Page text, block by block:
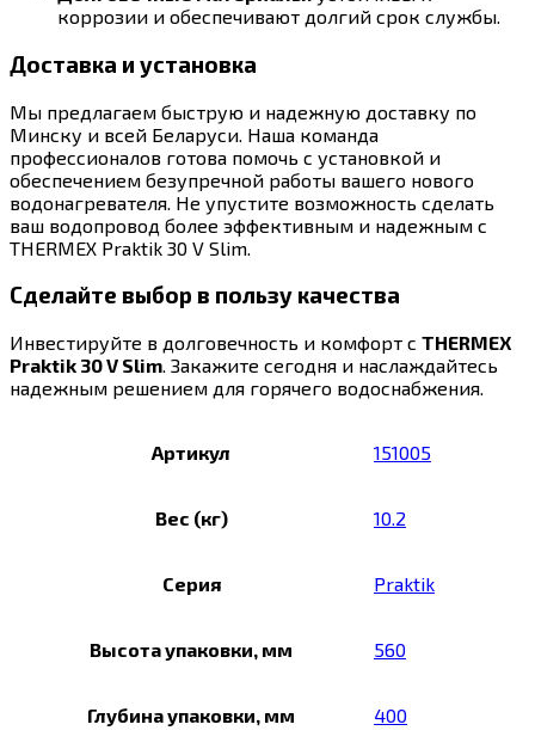
коррозии и обеспечивают долгий срок службы.
Доставка и установка
Мы предлагаем быструю и надежную доставку по
Минску и всей Беларуси. Наша команда
профессионалов готова помочь с установкой и
обеспечением безупречной работы вашего нового
водонагревателя. Не упустите возможность сделать
ваш водопровод более эффективным и надежным с
THERMEX Praktik 30 V Slim.
Сделайте выбор в пользу качества
Инвестируйте в долговечность и комфорт с THERMEX
Praktik 30 V Slim. Закажите сегодня и наслаждайтесь
надежным решением для горячего водоснабжения.
Артикул 151005
Вес (кг) 10.2
Серия Praktik
Высота упаковки, мм 560
Глубина упаковки, мм 400